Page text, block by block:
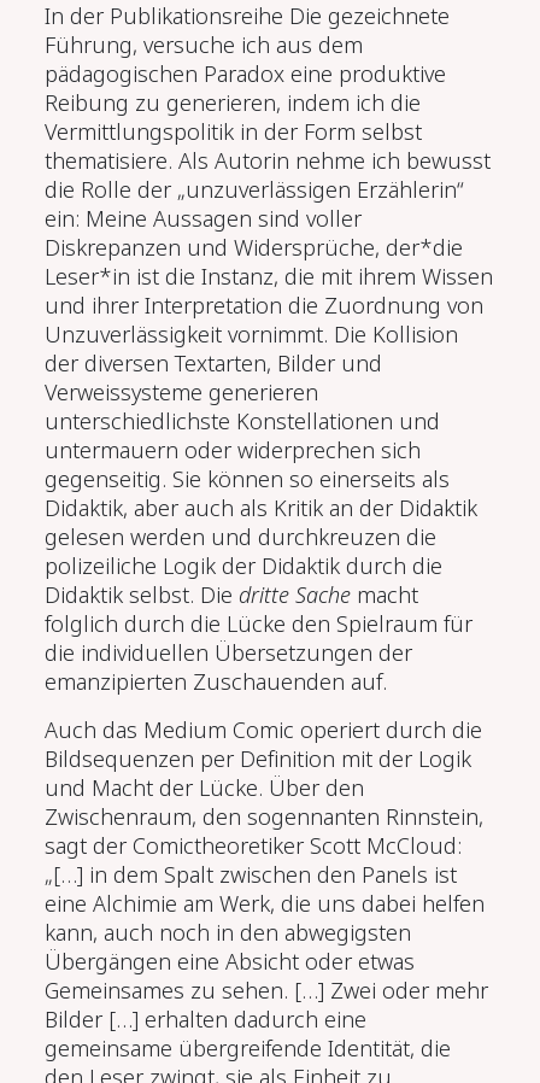
In der Publikationsreihe Die gezeichnete
Führung, versuche ich aus dem
pädagogischen Paradox eine produktive
Reibung zu generieren, indem ich die
Vermittlungspolitik in der Form selbst
thematisiere. Als Autorin nehme ich bewusst
die Rolle der „unzuverlässigen Erzählerin“
ein: Meine Aussagen sind voller
Diskrepanzen und Widersprüche, der*die
Leser*in ist die Instanz, die mit ihrem Wissen
und ihrer Interpretation die Zuordnung von
Unzuverlässigkeit vornimmt. Die Kollision
der diversen Textarten, Bilder und
Verweissysteme generieren
unterschiedlichste Konstellationen und
untermauern oder widerprechen sich
gegenseitig. Sie können so einerseits als
Didaktik, aber auch als Kritik an der Didaktik
gelesen werden und durchkreuzen die
polizeiliche Logik der Didaktik durch die
Didaktik selbst. Die dritte Sache macht
folglich durch die Lücke den Spielraum für
die individuellen Übersetzungen der
emanzipierten Zuschauenden auf.
Auch das Medium Comic operiert durch die
Bildsequenzen per Definition mit der Logik
und Macht der Lücke. Über den
Zwischenraum, den sogennanten Rinnstein,
sagt der Comictheoretiker Scott McCloud:
„[…] in dem Spalt zwischen den Panels ist
eine Alchimie am Werk, die uns dabei helfen
kann, auch noch in den abwegigsten
Übergängen eine Absicht oder etwas
Gemeinsames zu sehen. […] Zwei oder mehr
Bilder […] erhalten dadurch eine
gemeinsame übergreifende Identität, die